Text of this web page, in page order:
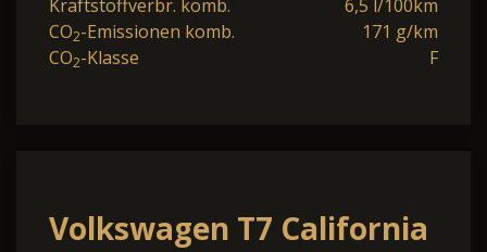
Kraftstoffverbr. komb.
6,5 l/100km
CO2-Emissionen komb.
171 g/km
CO2-Klasse F
Volkswagen T7 California